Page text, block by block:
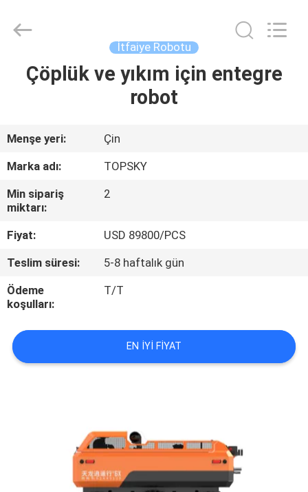
S
HAKKIMIZDA
FABRIKA
TURU
KALITE
BIZIMLE
Century Holding Co.,Ltd.
İtfaiye Robotu
Çöplük ve yıkım için entegre
robot
Menşe yeri:
Çin
Marka adı:
TOPSKY
Min sipariş
miktarı:
2
Fiyat:
USD 89800/PCS
Teslim süresi:
5-8 haftalık gün
Ödeme
koşulları:
T/T
EN IYI FIYAT